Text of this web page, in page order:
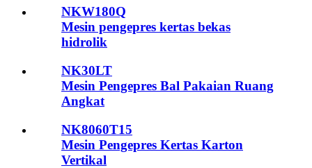
NKW180Q
Mesin pengepres kertas bekas
hidrolik
NK30LT
Mesin Pengepres Bal Pakaian Ruang
Angkat
NK8060T15
Mesin Pengepres Kertas Karton
Vertikal